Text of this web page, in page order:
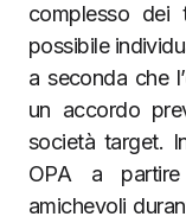
complesso dei
possibile
a seconda che
un accordo
società target.
OPA a
amichevoli